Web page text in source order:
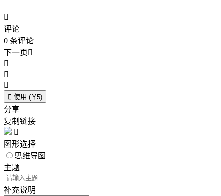

评论
0 条评论
下一页



 使用 (￥5)
分享
复制链接

图形选择
思维导图
主题
补充说明